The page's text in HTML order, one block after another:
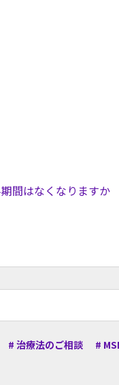
間はなくなりますか
# 治療法のご相談
#